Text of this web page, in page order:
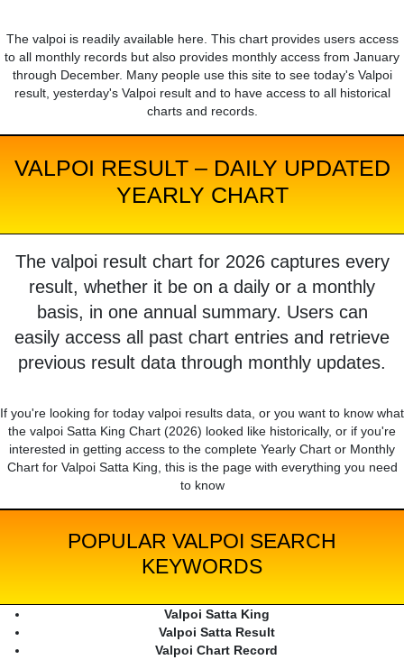
The valpoi is readily available here. This chart provides users access
to all monthly records but also provides monthly access from January
through December. Many people use this site to see today's Valpoi
result, yesterday's Valpoi result and to have access to all historical
charts and records.
VALPOI RESULT – DAILY UPDATED
YEARLY CHART
The valpoi result chart for 2026 captures every
result, whether it be on a daily or a monthly
basis, in one annual summary. Users can
easily access all past chart entries and retrieve
previous result data through monthly updates.
If you're looking for today valpoi results data, or you want to know what
the valpoi Satta King Chart (2026) looked like historically, or if you're
interested in getting access to the complete Yearly Chart or Monthly
Chart for Valpoi Satta King, this is the page with everything you need
to know
POPULAR VALPOI SEARCH
KEYWORDS
Valpoi Satta King
Valpoi Satta Result
Valpoi Chart Record